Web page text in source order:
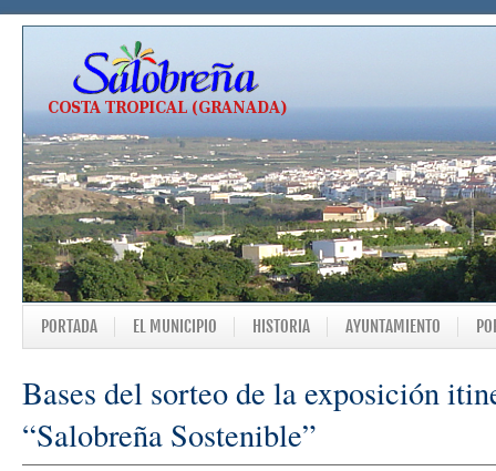
PORTADA EL MUNICIPIO HISTORIA AYUNTAMIENTO
Bases del sorteo de la exposición
“Salobreña Sostenible”